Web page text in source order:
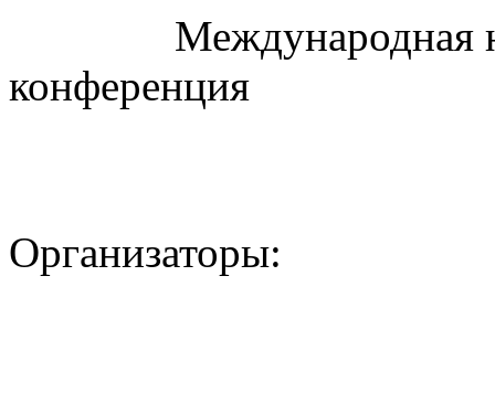
Международная
конференция
Организаторы: